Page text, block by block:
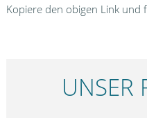
Kopiere den obigen Link und
UNSER